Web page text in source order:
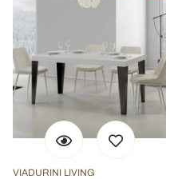
VIADURINI LIVING